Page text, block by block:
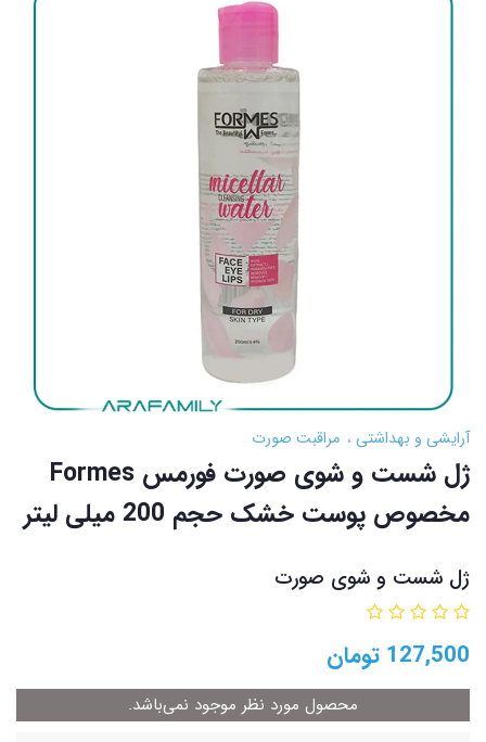
آرایشی و بهداشتی مراقبت صورت
ژل شست و شوی صورت فورمس Formes
مخصوص پوست خشک حجم 200 میلی لیتر
ژل شست و شوی صورت
127,500 تومان
محصول مورد نظر موجود نمی‌باشد.